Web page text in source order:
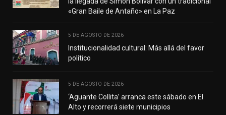
«Gran Baile de Antaño» en La Paz
5 DE AGOSTO DE 2026
Institucionalidad cultural: Más allá del favor
político
5 DE AGOSTO DE 2026
‘Aguante Collita’ arranca este sábado en El
Alto y recorrerá siete municipios